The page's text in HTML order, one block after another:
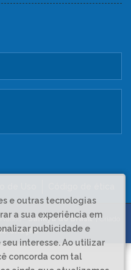
-Sankyu do Brasil. | Criado
Criação
e outras tecnologias
a sua experiência em
publicidade e
interesse. Ao utilizar
concorda com tal